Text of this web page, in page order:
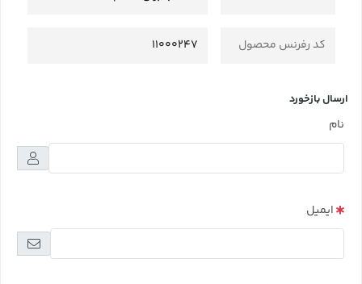
کد رفرنس محصول 11000247
ارسال بازخورد
نام
ایمیل